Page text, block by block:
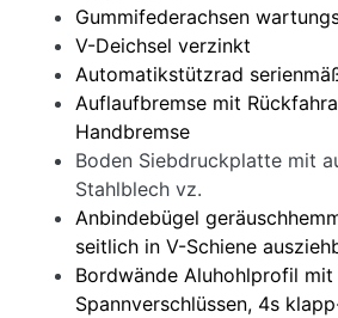
Gummifederachsen
V-Deichsel verzinkt
Automatikstützrad
Auflaufbremse mit
Handbremse
Boden Siebdruckplatte mit
Stahlblech vz.
Anbindebügel
seitlich in V-Schiene
Bordwände Aluhohlprofil
Spannverschlüssen, 4s